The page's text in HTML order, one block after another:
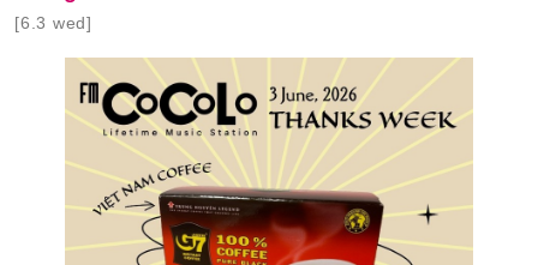
[6.3 wed]